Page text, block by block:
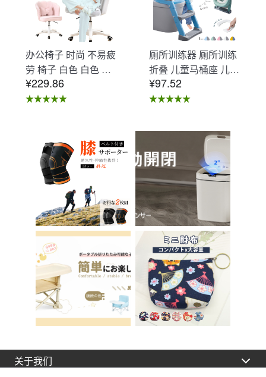
办公椅子 时尚 不易疲
劳 椅子 白色 白色 办
公椅子 不易疲劳 学习
椅 北欧 儿童 椅子 学
椅子 在家办公 Asher
Brilliant C-56
¥229.86
厕所训练器 厕所训练
折叠 儿童马桶座 儿童
马桶辅助 收纳式马桶
座 小孩马桶座 儿童厕
女孩 儿童 孩子 儿童
马桶训练 免邮 踏步器
厕所
¥97.52
关于我们